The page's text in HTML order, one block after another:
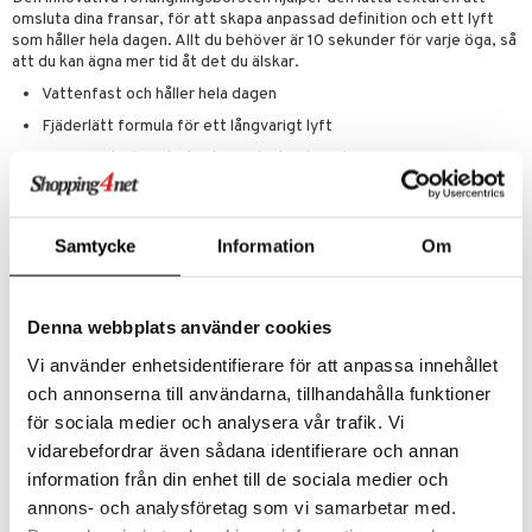
Samtycke Information Om
Denna webbplats använder cookies
Vi använder enhetsidentifierare för att anpassa innehållet
och annonserna till användarna, tillhandahålla funktioner
för sociala medier och analysera vår trafik. Vi
vidarebefordrar även sådana identifierare och annan
information från din enhet till de sociala medier och
annons- och analysföretag som vi samarbetar med.
omsluta dina fransar, för att skapa anpassad definition och ett lyft
som håller hela dagen. Allt du behöver är 10 sekunder för varje öga, så
att du kan ägna mer tid åt det du älskar.
Vattenfast och håller hela dagen
Fjäderlätt formula för ett långvarigt lyft
En innovativ borste tar tag och sträcker ut varje frans
Lätt, krämig och byggbar textur
När du arbetar med de kortare, mer glesa fransarna, håll mascaran
vertikalt och använd den översta spetsen för en mer exakt
CRUELTY FREE.
OPARFYMERAT.
VEGAN-FRIENDLY
Ingredienser
Sativa Bran Cera, Hydrogenated Olive Oil Stearyl Esters, Glyceryl